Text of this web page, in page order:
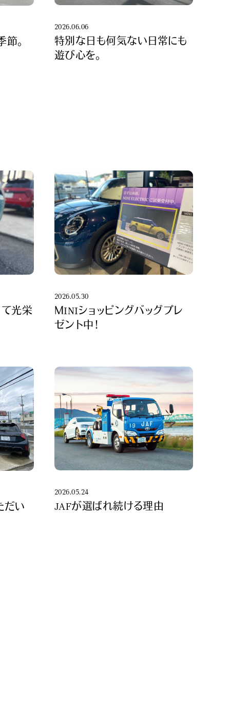
。
2026.06.06
特別な日も何気ない日常にも
遊び心を。
て光栄
2026.05.30
ＭINIショッピングバッグプレ
ゼント中！
だい
2026.05.24
JAFが選ばれ続ける理由